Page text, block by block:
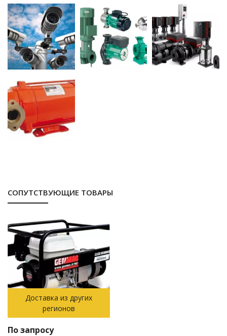
СОПУТСТВУЮЩИЕ ТОВАРЫ
Доставка из других
регионов
По запросу